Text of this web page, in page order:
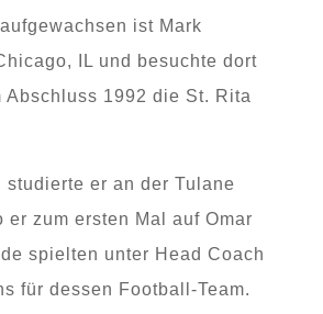
ist Mark
IL und besuchte dort
Abschluss 1992 die St. Rita
er an der Tulane
er zum ersten Mal auf Omar
spielten unter Head Coach
für dessen Football-Team.